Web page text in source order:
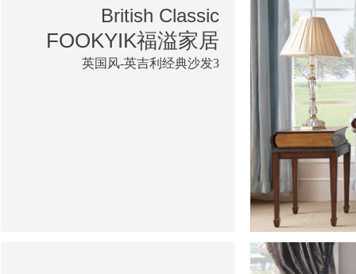
British Classic
FOOKYIK福溢家居
英国风-英吉利经典沙发3